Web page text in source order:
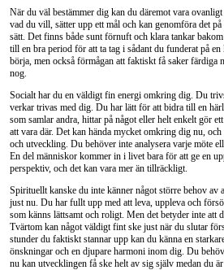
När du väl bestämmer dig kan du däremot vara
vad du vill, sätter upp ett mål och kan genomföra det
sätt. Det finns både sunt förnuft och klara tankar
till en bra period för att ta tag i sådant du funderat på
börja, men också förmågan att faktiskt få saker färdiga
nog.
Socialt har du en väldigt fin energi omkring dig. Du
verkar trivas med dig. Du har lätt för att bidra till en
som samlar andra, hittar på något eller helt enkelt gör
att vara där. Det kan hända mycket omkring dig nu,
och utveckling. Du behöver inte analysera varje möte
En del människor kommer in i livet bara för att ge en
perspektiv, och det kan vara mer än tillräckligt.
Spirituellt kanske du inte känner något större behov av
just nu. Du har fullt upp med att leva, uppleva och
som känns lättsamt och roligt. Men det betyder inte att
Tvärtom kan något väldigt fint ske just när du slutar
stunder du faktiskt stannar upp kan du känna en
önskningar och en djupare harmoni inom dig. Du
nu kan utvecklingen få ske helt av sig själv medan du